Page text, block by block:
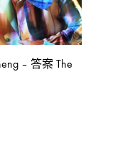
– 答案 The